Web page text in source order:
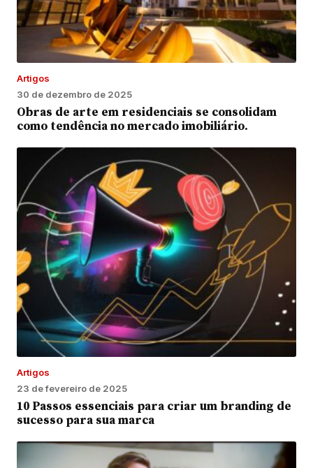
Artigos
30 de dezembro de 2025
Obras de arte em residenciais se consolidam
como tendência no mercado imobiliário.
Artigos
23 de fevereiro de 2025
10 Passos essenciais para criar um branding de
sucesso para sua marca